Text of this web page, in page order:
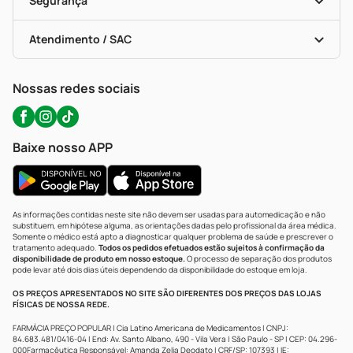
Troca E Devolução
Bulas De A A Z
Políticas De Marketplace
Testes Rápidos
Autoteste Covid-19
Certificado De Segurança
Portal Da Privacidade
Atendimento / SAC
WhatsApp (47) 9202-1687
Nossas redes sociais
Baixe nosso APP
As informações contidas neste site não devem ser usadas para automedicação e não
substituem, em hipótese alguma, as orientações dadas pelo profissional da área médica.
Somente o médico está apto a diagnosticar qualquer problema de saúde e prescrever o
tratamento adequado. Todos os pedidos efetuados estão sujeitos à confirmação da
disponibilidade de produto em nosso estoque.O processo de separação dos produtos
pode levar até dois dias úteis dependendo da disponibilidade do estoque em loja.
OS PREÇOS APRESENTADOS NO SITE SÃO DIFERENTES DOS PREÇOS DAS LOJAS
FÍSICAS DE NOSSA REDE.
FARMÁCIA PREÇO POPULAR | Cia Latino Americana de Medicamentos | CNPJ:
84.683.481/0416-04 | End: Av. Santo Albano, 490 - Vila Vera | São Paulo - SP | CEP: 04.296-
000Farmacêutica Responsável: Amanda Zelia Deodato | CRF/SP: 107393 | IE: